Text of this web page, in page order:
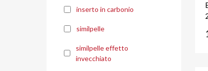
inserto in carbonio
similpelle
similpelle effetto
invecchiato